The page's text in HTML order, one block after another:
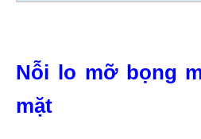
Nỗi lo mỡ bọng
mặt